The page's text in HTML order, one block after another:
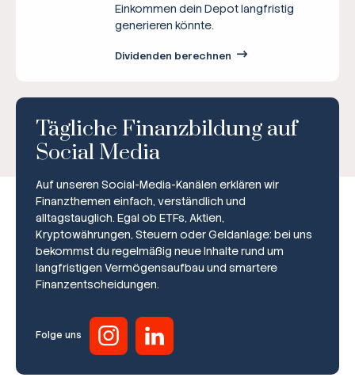
Broker-Vergleich
Ratgeber
Einkommen dein Depot langfristig
generieren könnte.
Dividenden berechnen
Tägliche Finanzbildung auf
Social Media
Auf unseren Social-Media-Kanälen erklären wir
Finanzthemen einfach, verständlich und
alltagstauglich. Egal ob ETFs, Aktien,
Kryptowährungen, Steuern oder Geldanlage: bei uns
bekommst du regelmäßig neue Inhalte rund um
langfristigen Vermögensaufbau und smartere
Finanzentscheidungen.
Folge uns